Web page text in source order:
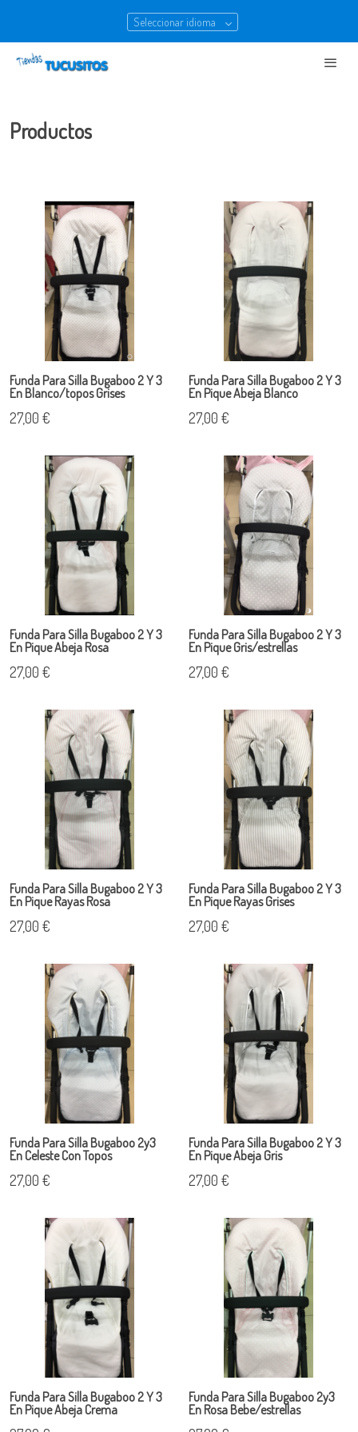
Seleccionar idioma
Productos
Funda Para Silla Bugaboo 2 Y 3
En Blanco/topos Grises
27,00 €
Funda Para Silla Bugaboo 2 Y 3
En Pique Abeja Blanco
27,00 €
Funda Para Silla Bugaboo 2 Y 3
En Pique Abeja Rosa
27,00 €
Funda Para Silla Bugaboo 2 Y 3
En Pique Gris/estrellas
27,00 €
Funda Para Silla Bugaboo 2 Y 3
En Pique Rayas Rosa
27,00 €
Funda Para Silla Bugaboo 2 Y 3
En Pique Rayas Grises
27,00 €
Funda Para Silla Bugaboo 2y3
En Celeste Con Topos
27,00 €
Funda Para Silla Bugaboo 2 Y 3
En Pique Abeja Gris
27,00 €
Funda Para Silla Bugaboo 2 Y 3
En Pique Abeja Crema
Funda Para Silla Bugaboo 2y3
En Rosa Bebe/estrellas